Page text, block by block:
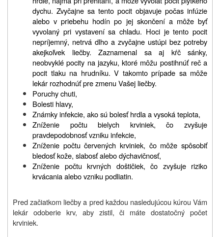
dychu. Zvyčajne sa tento pocit objavuje počas infúzie
alebo v priebehu hodín po jej skončení a môže byť
vyvolaný pri vystavení sa chladu. Hoci je tento pocit
nepríjemný, netrvá dlho a zvyčajne ustúpi bez potreby
akejkoľvek liečby. Zaznamenal sa aj kŕč sánky,
neobvyklé pocity na jazyku, ktoré môžu postihnúť reč a
pocit tlaku na hrudníku. V takomto prípade sa môže
lekár rozhodnúť pre zmenu Vašej liečby.
Poruchy chuti,
Bolesti hlavy,
Známky infekcie, ako sú bolesť hrdla a vysoká teplota,
Zníženie počtu bielych krviniek, čo zvyšuje
pravdepodobnosť vzniku infekcie,
Zníženie počtu červených krviniek, čo môže spôsobiť
bledosť kože, slabosť alebo dýchavičnosť,
Zníženie počtu krvných doštičiek, čo zvyšuje riziko
krvácania alebo vzniku podliatin.
Pred začiatkom liečby a pred každou nasledujúcou kúrou Vám
lekár odoberie krv, aby zistil, či máte dostatočný počet
krviniek.